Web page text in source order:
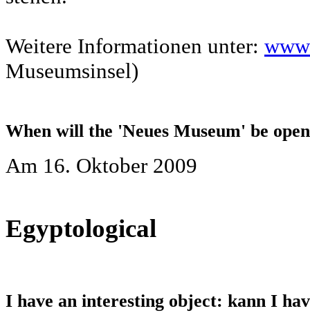
Weitere Informationen unter:
Museumsinsel)
When will the 'Neues Museum' be
Am 16. Oktober 2009
Egyptological
I have an interesting object: kann I